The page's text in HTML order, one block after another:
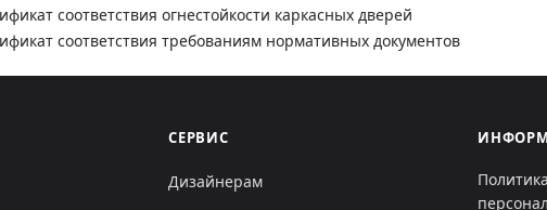
соответствия огнестойкости каркасных дверей
соответствия требованиям нормативных документов
СЕРВИС
Дизайнерам